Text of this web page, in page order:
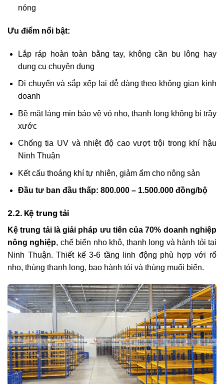
nóng
Ưu điểm nổi bật:
Lắp ráp hoàn toàn bằng tay, không cần bu lông hay
dụng cụ chuyên dụng
Di chuyển và sắp xếp lại dễ dàng theo không gian kinh
doanh
Bề mặt láng mịn bảo vệ vỏ nho, thanh long không bị trầy
xước
Chống tia UV và nhiệt độ cao vượt trội trong khí hậu
Ninh Thuận
Kết cấu thoáng khí tự nhiên, giảm ẩm cho nông sản
Đầu tư ban đầu thấp: 800.000 – 1.500.000 đồng/bộ
2.2. Kệ trung tải
Kệ trung tải là giải pháp ưu tiên của 70% doanh nghiệp
nông nghiệp, chế biến nho khô, thanh long và hành tỏi tại
Ninh Thuận. Thiết kế 3-6 tầng linh động phù hợp với rổ
nho, thùng thanh long, bao hành tỏi và thùng muối biển.